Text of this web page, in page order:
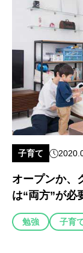
子育て
オープンか、
は“両方”が必
勉強 子育